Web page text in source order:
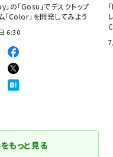
」の「Gosu」でデスクトップ
「Color」を開発してみよう
6:30
もっと見る